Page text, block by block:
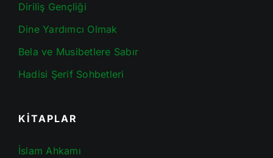
Diriliş Gençliği
Dine Yardımcı Olmak
Bela ve Musibetlere Sabır
Hadisi Şerif Sohbetleri
KİTAPLAR
İslam Ahkamı